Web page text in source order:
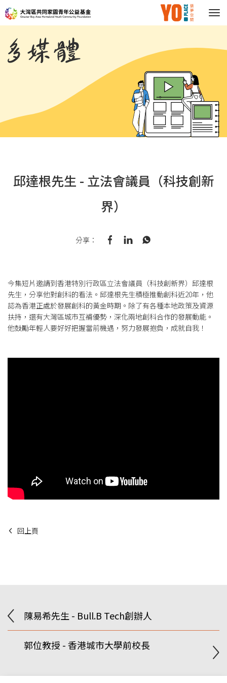
多
邱達根先生 - 立法會議員（科技創新
界）
分享：
今集短片邀請到香港特別行政區立法會議員（科技創新界）邱達根
先生，分享他對創科的看法。邱達根先生積極推動創科近20年，他
認為香港正處於發展創科的黃金時期。除了有各種本地政策及資源
扶持，還有大灣區城市互補優勢，深化兩地創科合作的發展動能。
他鼓勵年輕人要好好把握當前機遇，努力發展抱負，成就自我！
回上頁
陳易希先生 - Bull.B Tech創辦人
郭位教授 - 香港城市大學前校長